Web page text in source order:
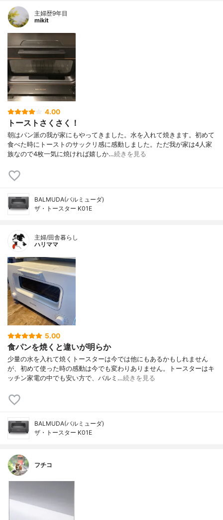
主婦歴9年目
mikit
4.00
トーストさくさく！
朝はパン派の我が家にもやってきました。水を入れて焼きます。初めて
食べた時にトーストのサックリ感に感動しました。ただ我が家は4人家
族なので4枚一気に焼ければ嬉しか…続きを見る
BALMUDA(バルミューダ)
ザ・トースター K01E
主婦/田舎暮らし
ハリママ
5.00
食パンを焼くと違いが明らか
少量の水を入れて焼くトースターは今では他にもあるかもしれません
が、初めて使った時の感動は今でも変わりありません。トースターはキ
ッチン家電の中でも安い方で、バルミ…続きを見る
BALMUDA(バルミューダ)
ザ・トースター K01E
フチコ